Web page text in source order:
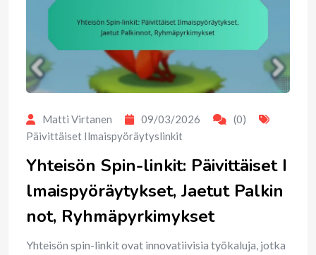
Matti Virtanen 09/03/2026
(0)
Päivittäiset Ilmaispyöräytyslinkit
Yhteisön Spin-linkit: Päivittäiset I
lmaispyöräytykset, Jaetut Palkin
not, Ryhmäpyrkimykset
Yhteisön spin-linkit ovat innovatiivisia työkaluja, jotka